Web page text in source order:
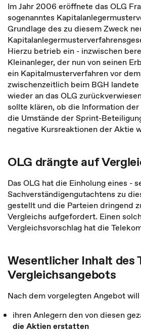
Im Jahr 2006 eröffnete das OLG
sogenanntes
Grundlage des zu diesem Zweck
Hierzu betrieb ein - inzwischen
Kleinanleger, der nun von seinen
ein Kapitalmusterverfahren vor dem
zwischenzeitlich beim BGH
wieder an das OLG
sollte klären, ob die Information
die Umstände der Sprint-
negative Kursreaktionen der Aktie
OLG drängte auf
Das OLG hat die Einholung eines -
Sachverständigengutachtens zu
gestellt und die Parteien dringend
Vergleichs aufgefordert. Einen
Vergleichsvorschlag hat die
Wesentlicher Inhalt des
Vergleichsangebots
Nach dem vorgelegten Angebot
ihren Anlegern den von diesen
die Aktien erstatten